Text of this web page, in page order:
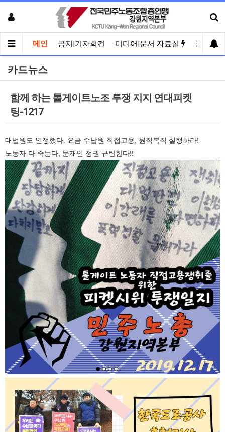
메인 공지|기자회견 미디어|문서 자료실 공유게
카드뉴스
함께 하는 톨게이트노조 투쟁 지지 연대피켓
팅-1217
대법원도 인정했다. 요금 수납원 직접고용, 원직복직 실행하라!
노동자 다 죽는다, 문재인 정권 규탄한다!!